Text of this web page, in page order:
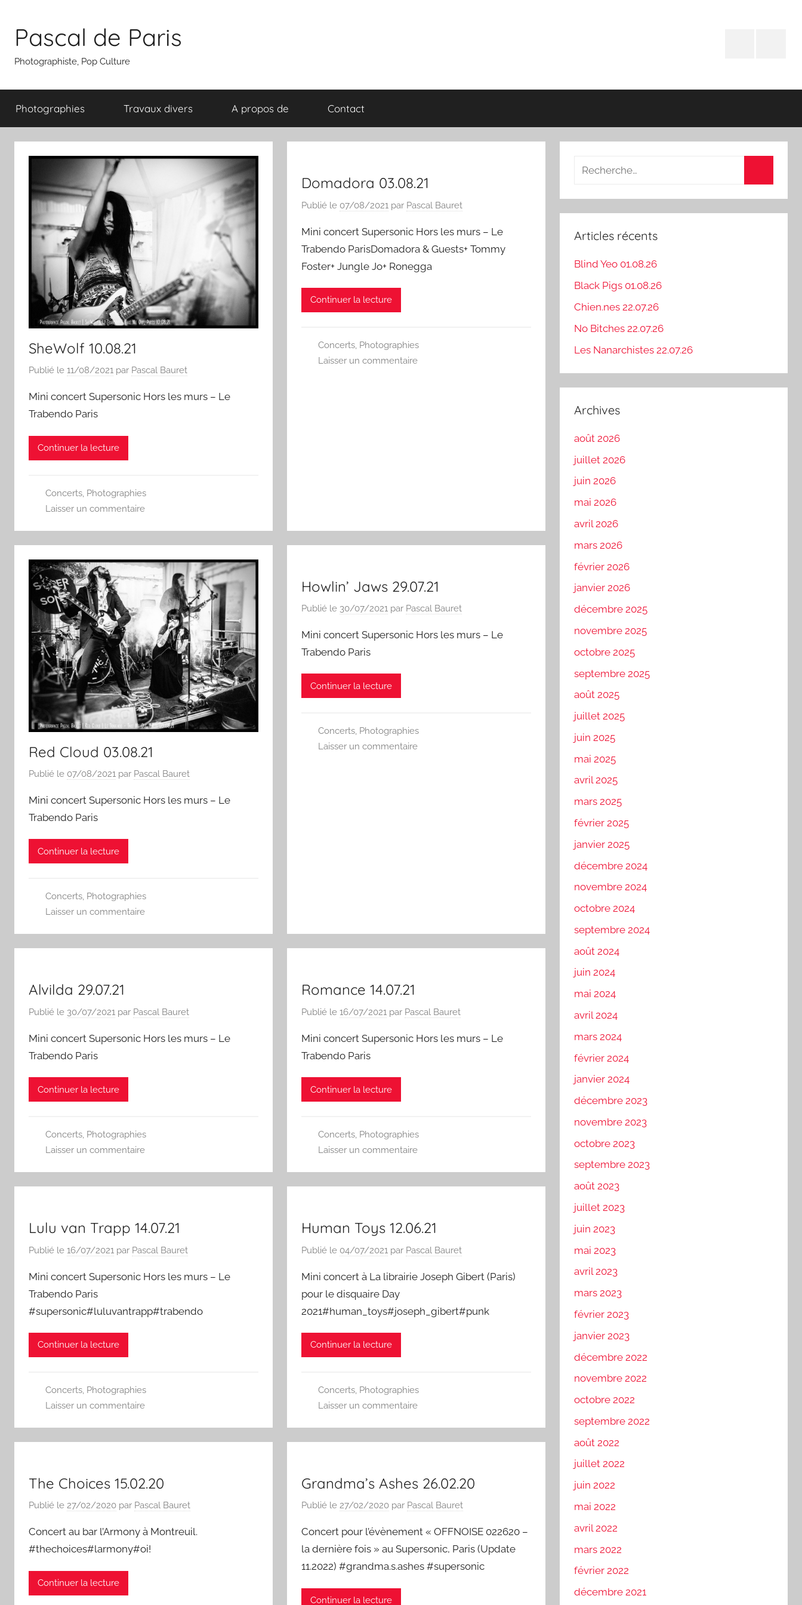
contenu
Pascal de Paris
Photographiste, Pop Culture
Photographies Travaux divers A propos de Contact
SheWolf 10.08.21
Publié le 11/08/2021 par Pascal Bauret
Mini concert Supersonic Hors les murs – Le
Trabendo Paris
Continuer la lecture
Concerts, Photographies
Laisser un commentaire
Domadora 03.08.21
Publié le 07/08/2021 par Pascal Bauret
Mini concert Supersonic Hors les murs – Le
Trabendo ParisDomadora & Guests+ Tommy
Foster+ Jungle Jo+ Ronegga
Continuer la lecture
Concerts, Photographies
Laisser un commentaire
Red Cloud 03.08.21
Publié le 07/08/2021 par Pascal Bauret
Mini concert Supersonic Hors les murs – Le
Trabendo Paris
Continuer la lecture
Concerts, Photographies
Laisser un commentaire
Howlin’ Jaws 29.07.21
Publié le 30/07/2021 par Pascal Bauret
Mini concert Supersonic Hors les murs – Le
Trabendo Paris
Continuer la lecture
Concerts, Photographies
Laisser un commentaire
Alvilda 29.07.21
Publié le 30/07/2021 par Pascal Bauret
Mini concert Supersonic Hors les murs – Le
Trabendo Paris
Continuer la lecture
Concerts, Photographies
Laisser un commentaire
Romance 14.07.21
Publié le16/07/2021 par Pascal Bauret
Mini concert Supersonic Hors les murs – Le
Trabendo Paris
Continuer la lecture
Concerts, Photographies
Laisser un commentaire
Lulu van Trapp 14.07.21
Publié le 16/07/2021 par Pascal Bauret
Mini concert Supersonic Hors les murs – Le
Trabendo Paris
#supersonic#luluvantrapp#trabendo
Continuer la lecture
Concerts, Photographies
Laisser un commentaire
Human Toys 12.06.21
Publié le 04/07/2021 par Pascal Bauret
Mini concert à La librairie Joseph Gibert (Paris)
pour le disquaire Day
2021#human_toys#joseph_gibert#punk
Continuer la lecture
Concerts, Photographies
Laisser un commentaire
The Choices 15.02.20
Publié le 27/02/2020 par Pascal Bauret
Concert au bar l’Armony à Montreuil.
#thechoices#larmony#oi!
Continuer la lecture
Grandma’s Ashes 26.02.20
Publié le27/02/2020 par Pascal Bauret
Concert pour l’évènement « OFFNOISE 022620 –
la dernière fois » au Supersonic, Paris (Update
11.2022) #grandma.s.ashes #supersonic
Continuer la lecture
Recherche
:
Articles récents
Blind Yeo 01.08.26
Black Pigs 01.08.26
Chien.nes 22.07.26
No Bitches 22.07.26
Les Nanarchistes 22.07.26
Archives
août 2026
juillet 2026
juin 2026
mai 2026
avril 2026
mars 2026
février 2026
janvier 2026
décembre 2025
novembre 2025
octobre 2025
septembre 2025
août 2025
juillet 2025
juin 2025
mai 2025
avril 2025
mars 2025
février 2025
janvier 2025
décembre 2024
novembre 2024
octobre 2024
septembre 2024
août 2024
juin 2024
mai 2024
avril 2024
mars 2024
février 2024
janvier 2024
décembre 2023
novembre 2023
octobre 2023
septembre 2023
août 2023
juillet 2023
juin 2023
mai 2023
avril 2023
mars 2023
février 2023
janvier 2023
décembre 2022
novembre 2022
octobre 2022
septembre 2022
août 2022
juillet 2022
juin 2022
mai 2022
avril 2022
mars 2022
février 2022
décembre 2021